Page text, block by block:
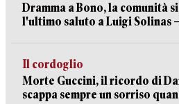
Dramma a Bono, la comunità
l'ultimo saluto a Luigi Solinas
Il cordoglio
Morte Guccini, il ricordo di
scappa sempre un sorriso